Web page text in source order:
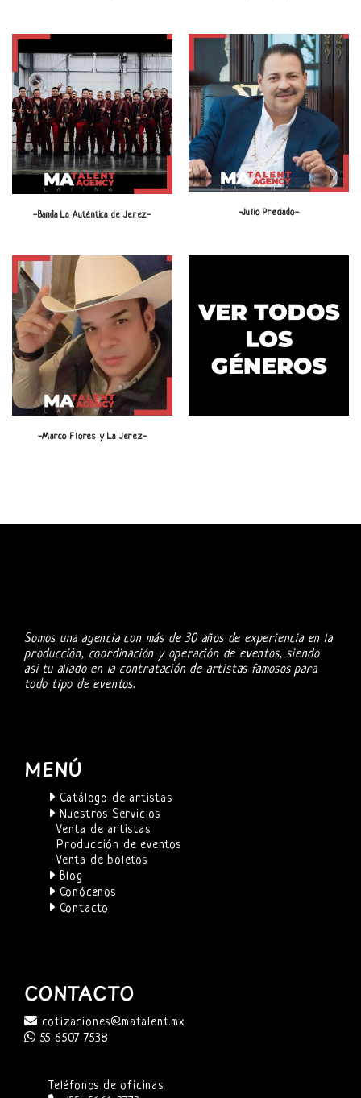
-Banda La Auténtica de Jerez- -Julio Preciado-
-Marco Flores y La Jerez-
Somos una agencia con más de 30 años de experiencia en la
producción, coordinación y operación de eventos, siendo
asi tu aliado en la contratación de artistas famosos para
todo tipo de eventos.
MENÚ
Catálogo de artistas
Nuestros Servicios
Venta de artistas
Producción de eventos
Venta de boletos
Blog
Conócenos
Contacto
CONTACTO
cotizaciones@matalent.mx
55 6507 7538
Teléfonos de oficinas